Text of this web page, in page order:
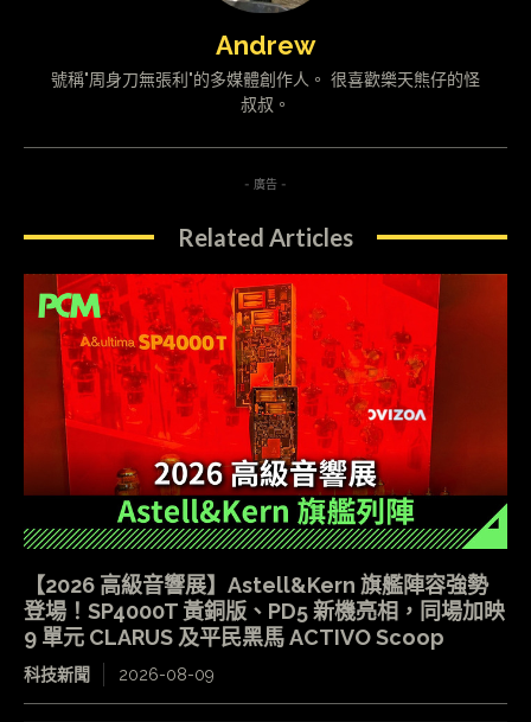
Andrew
號稱"周身刀無張利"的多媒體創作人。 很喜歡樂天熊仔的怪
叔叔。
- 廣告 -
Related Articles
【2026 高級音響展】Astell&Kern 旗艦陣容強勢
登場！SP4000T 黃銅版、PD5 新機亮相，同場加映
9 單元 CLARUS 及平民黑馬 ACTIVO Scoop
科技新聞 2026-08-09